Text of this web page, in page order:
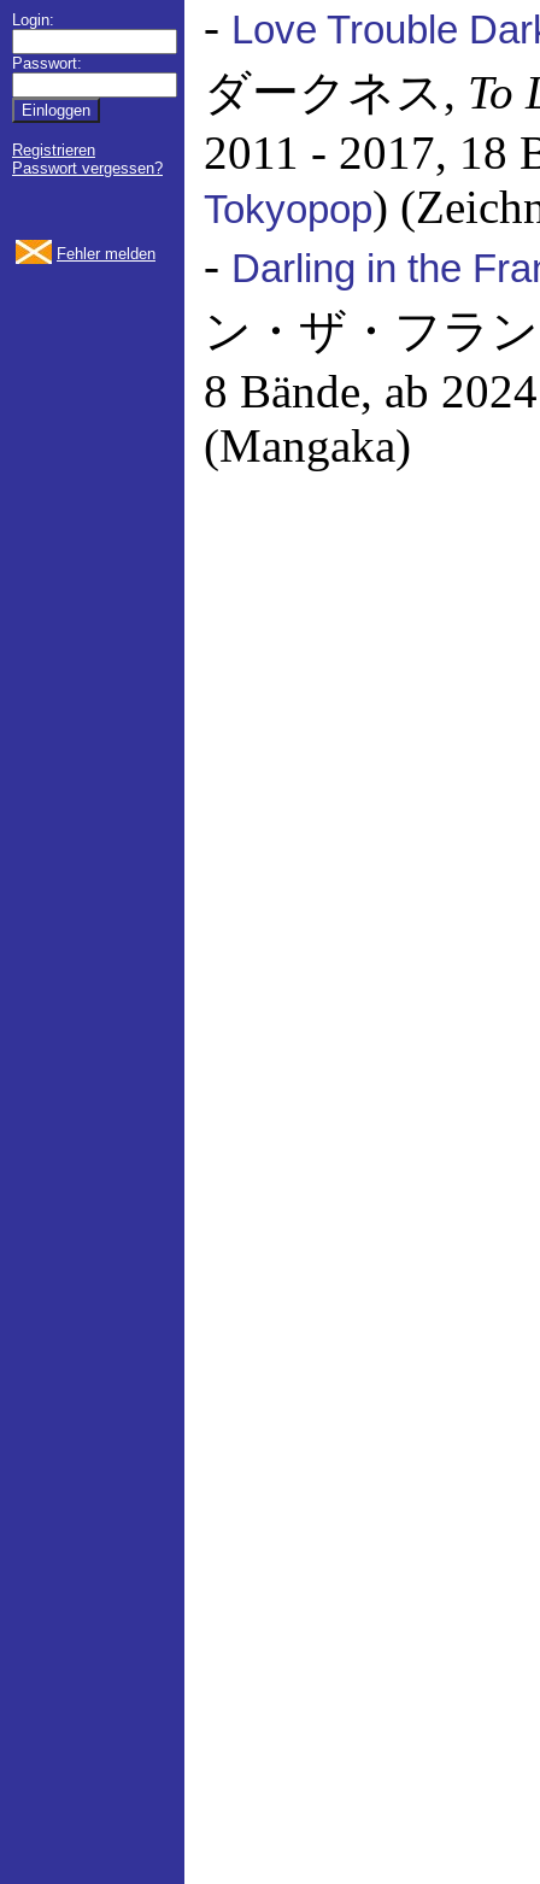
Login:
Passwort:
Registrieren
Passwort vergessen?
Fehler melden
- Love Trouble
ダークネス, To
2011 - 2017, 18
Tokyopop)
- Darling in the
ン・ザ・フラ
8 Bände, ab
(Mangaka)